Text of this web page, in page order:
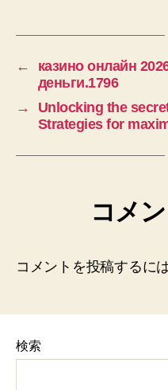
←
казино онлайн
деньги.1796
→
Unlocking the
Strategies for
コメ
コメントを投稿するに
検索